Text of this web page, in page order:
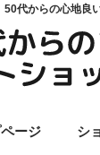
50代からの心地良
ージ シ